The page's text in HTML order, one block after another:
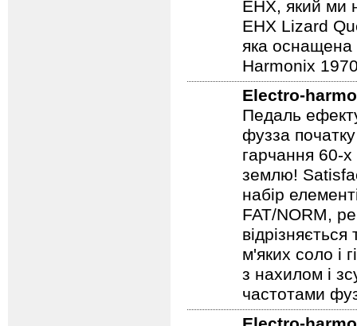
EHX, який ми
EHX Lizard
яка оснащена
Harmonix
Electro-
Педаль
фузза
гарчання 60-
землю!
набір
FAT/NORM,
м'яких соло і
з нахилом і
частотами